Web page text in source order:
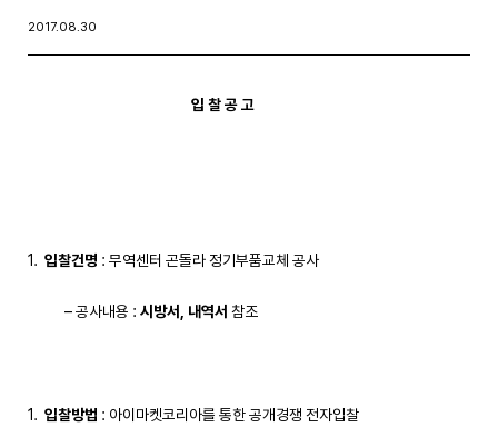
2017.08.30
입 찰 공 고
입찰건명 : 무역센터 곤돌라 정기부품교체 공사
– 공사내용 : 시 방서 내역서 참조
입찰방법 : 아이마켓코리아를 통한 공개경쟁 전자입찰